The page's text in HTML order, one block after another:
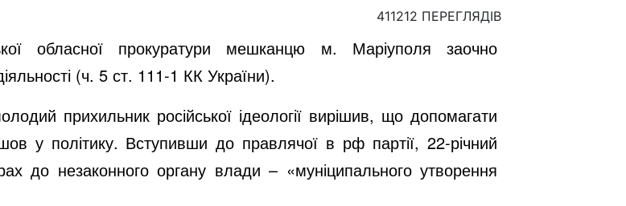
411212 ПЕРЕГЛЯДІВ
обласної прокуратури мешканцю м. Маріуполя заочно
(ч. 5 ст. 111-1 КК України).
прихильник російської ідеології вирішив, що допомагати
у політику. Вступивши до правлячої в рф партії, 22-річний
до незаконного органу влади – «муніципального утворення